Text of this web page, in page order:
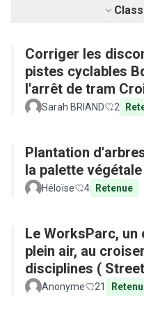
Corriger les
pistes cyclables
l'arrêt de tram
Sarah BRIAND 2
Plantation
la palette végétale
Héloïse 4 Retenue
Le WorksParc,
plein air, au
disciplines (
Parkour)
Anonyme 21